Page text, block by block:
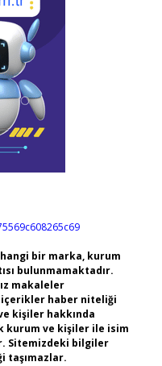
bir marka, kurum
bulunmamaktadır.
makaleler
içerikler haber niteliği
kişiler hakkında
kurum ve kişiler ile isim
Sitemizdeki bilgiler
taşımazlar.